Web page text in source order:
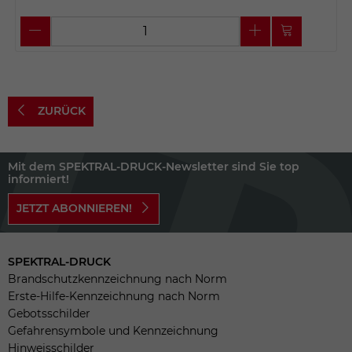
ZURÜCK
Mit dem SPEKTRAL-DRUCK-Newsletter sind Sie top
informiert!
JETZT ABONNIEREN!
SPEKTRAL-DRUCK
Brandschutzkennzeichnung nach Norm
Erste-Hilfe-Kennzeichnung nach Norm
Gebotsschilder
Gefahrensymbole und Kennzeichnung
Hinweisschilder